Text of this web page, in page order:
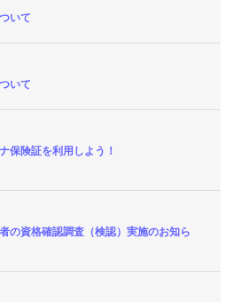
いて
いて
保険証を利用しよう！
資格確認調査（検認）実施のお知ら